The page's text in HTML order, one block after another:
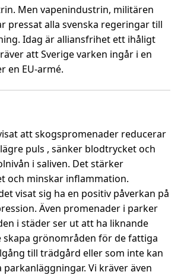
Men vapenindustrin, militären
pressat alla svenska regeringar till
Idag är alliansfrihet ett ihåligt
att Sverige varken ingår i en
en EU-armé.
att skogspromenader reducerar
puls , sänker blodtrycket och
i saliven. Det stärker
och minskar inflammation.
visat sig ha en positiv påverkan på
Även promenader i parker
i städer ser ut att ha liknande
skapa grönområden för de fattiga
till trädgård eller som inte kan
Vi kräver även